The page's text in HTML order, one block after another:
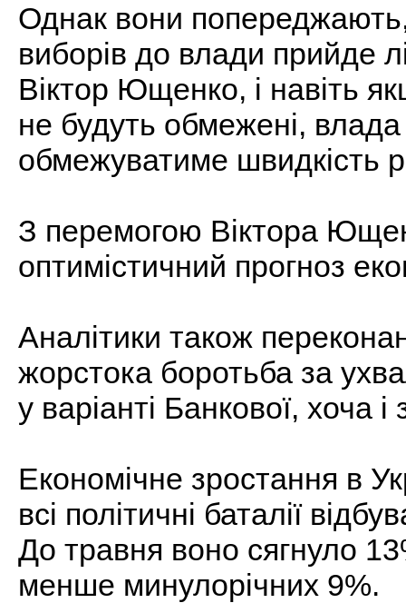
Однак вони
виборів до влади прийде
Віктор Ющенко, і навіть
не будуть обмежені, влада
обмежуватиме швидкість
З перемогою Віктора
оптимістичний прогноз
Аналітики також
жорстока боротьба за
у варіанті Банкової, хоча
Економічне зростання в
всі політичні баталії
До травня воно сягнуло
менше минулорічних 9%.